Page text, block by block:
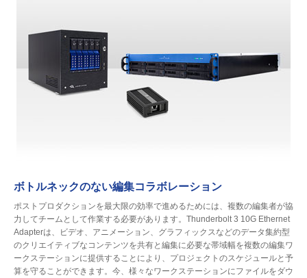
ボトルネックのない編集コラボレーション
ポストプロダクションを最大限の効率で進めるためには、複数の編集者が協
力してチームとして作業する必要があります。Thunderbolt 3 10G Ethernet
Adapterは、ビデオ、アニメーション、グラフィックスなどのデータ集約型
のクリエイティブなコンテンツを共有と編集に必要な帯域幅を複数の編集ワ
ークステーションに提供することにより、プロジェクトのスケジュールと予
算を守ることができます。今、様々なワークステーションにファイルをダウ